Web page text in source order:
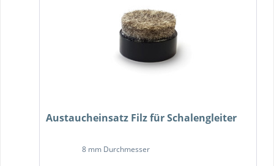
Austaucheinsatz Filz für Schalengleiter
8 mm Durchmesser